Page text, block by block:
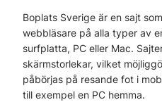
Boplats Sverige är en sajt
webbläsare på alla typer av
surfplatta, PC eller Mac.
skärmstorlekar, vilket
påbörjas på resande fot i
till exempel en PC hemma.